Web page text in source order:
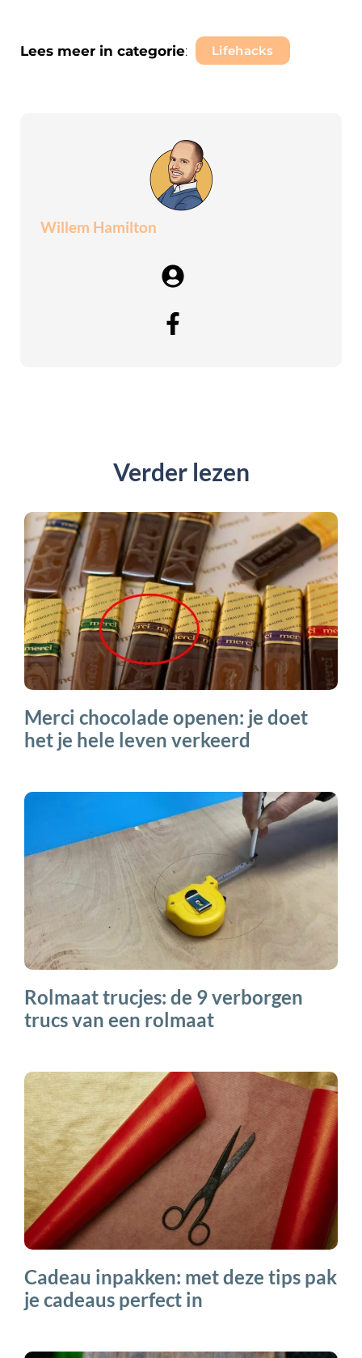
Lees meer in categorie: Lifehacks
Willem Hamilton
Verder lezen
Merci chocolade openen: je doet
het je hele leven verkeerd
Rolmaat trucjes: de 9 verborgen
trucs van een rolmaat
Cadeau inpakken: met deze tips pak
je cadeaus perfect in